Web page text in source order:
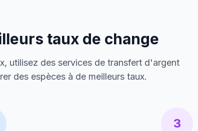
taux de change
utilisez des services de transfert d'argent
des espèces à de meilleurs taux.
3